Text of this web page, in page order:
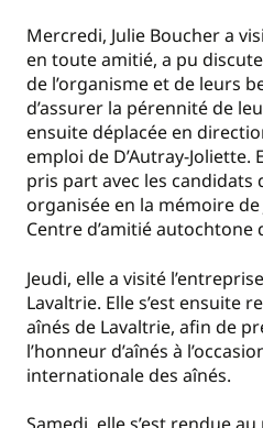
Mercredi, Julie Boucher a
en toute amitié, a pu
de l’organisme et de leurs
d’assurer la pérennité de
ensuite déplacée en
emploi de D’Autray-Joliette.
pris part avec les candidats
organisée en la mémoire de
Centre d’amitié autochtone
Jeudi, elle a visité
Lavaltrie. Elle s’est ensuite
aînés de Lavaltrie, afin de
l’honneur d’aînés à
internationale des aînés.